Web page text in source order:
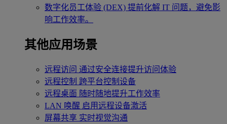
数字化员工体验 (DEX) 提前化解 IT 问题，避免影
响工作效率。
其他应用场景
远程访问 通过安全连接提升访问体验
远程控制 跨平台控制设备
远程桌面 随时随地提升工作效率
LAN 唤醒 启用远程设备激活
屏幕共享 实时视觉沟通